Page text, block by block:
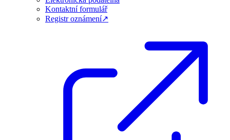
Kontaktní formulář
Registr oznámení↗